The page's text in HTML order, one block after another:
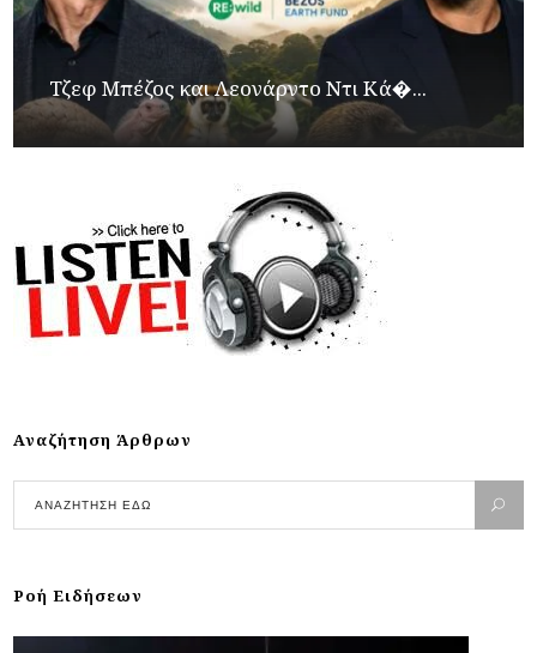
Τζεφ Μπέζος και Λεονάρντο Ντι Κά�...
Αναζήτηση Άρθρων
Ροή Ειδήσεων